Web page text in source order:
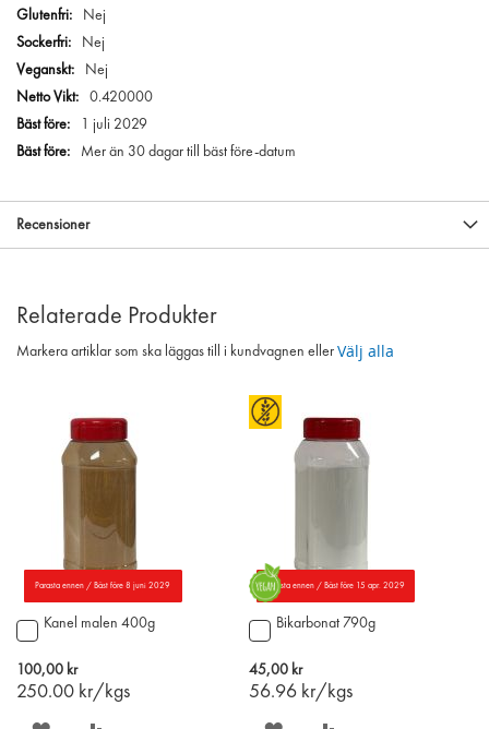
information
Nej
Nej
Nej
0.420000
1 juli 2029
Mer än 30 dagar till bäst före-datum
Recensioner
Relaterade Produkter
Markera artiklar som ska läggas till i kundvagnen eller Välj alla
Parasta ennen / Bäst före 8 juni 2029
Kanel malen 400g
100,00 kr
250.00 kr/kgs
Lägg
varukorgen
Parasta ennen / Bäst före 15 apr. 2029
Bikarbonat 790g
45,00 kr
56.96 kr/kgs
Lägg
i
varukorgen